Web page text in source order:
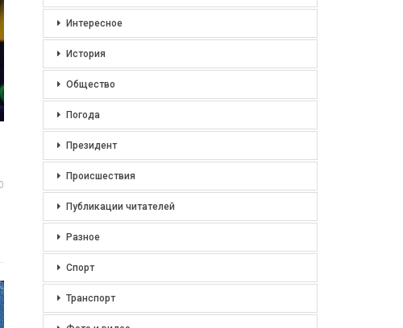
0
Интересное
История
Общество
Погода
Президент
Происшествия
Публикации читателей
Разное
Спорт
Транспорт